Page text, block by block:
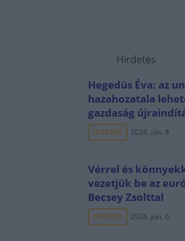
Hirdetés
Hegedüs Éva: az
hazahozatala
gazdaság
INTERJÚ 2026. jún. 8.
Vérrel és
vezetjük be az
Becsey Zsolttal
INTERJÚ 2026. jún. 6.